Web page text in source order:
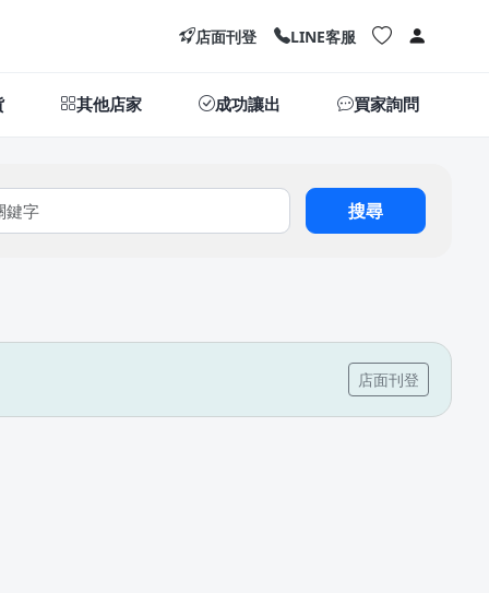
店面刊登 LINE客服
其他店家 成功讓出 買家詢問
搜尋
店面刊登